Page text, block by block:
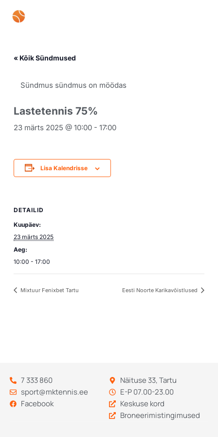
« Kõik Sündmused
Sündmus sündmus on möödas
Lastetennis 75%
23 märts 2025 @ 10:00 -17:00
Lisa Kalendrisse
DETAILID
Kuupäev:
23 märts 2025
Aeg:
10:00 - 17:00
Mixtuur Fenixbet Tartu Eesti Noorte Karikavõistlused
7 333 860
sport@mktennis.ee
Facebook
Näituse 33, Tartu
E-P 07.00-23.00
Keskuse kord
Broneerimistingimused